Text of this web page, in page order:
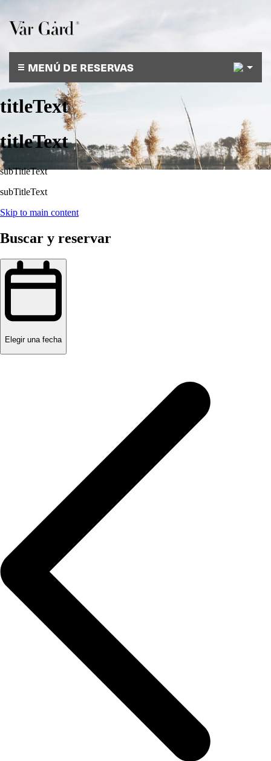
MENÚ DE RESERVAS
titleText
titleText
subTitleText
subTitleText
Skip to main content
Buscar y reservar
Elegir una fecha